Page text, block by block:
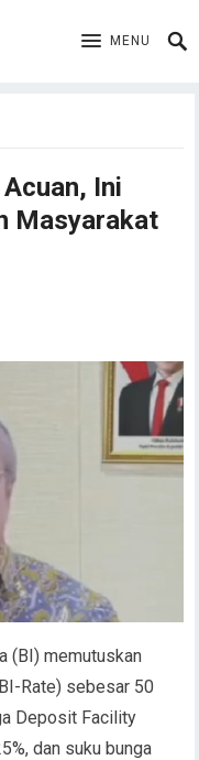
MENU
Ini
Masyarakat
(BI) memutuskan
Rate) sebesar 50
Deposit Facility
dan suku bunga